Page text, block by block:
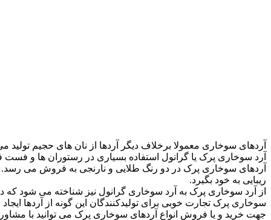
آردهای سوخاری معمولا برخلاف دیگر آردها از نان های حجیم
آرد سوخاری پرک یا گرانول استفاده بسیاری در رستوران ها و فست
آردهای سوخاری پرک در دو رنگ طلایی و نارنجی به فروش می
ریبایی به خود بگیرد.
از آرد سوخاری پرک به آرد سوخاری گرانول نیز شناخته می شود
سوخاری پرک تجارت خوبی برای تولیدکنندگان این گونه از آردها
جهت خرید و یا فروش انواع آردهای سوخاری پرک می توانید با